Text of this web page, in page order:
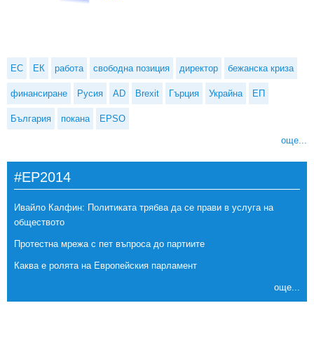
ЕС ЕК работа свободна позиция директор бежанска криза
финансиране Русия AD Brexit Гърция Украйна ЕП
България покана EPSO
още...
#EP2014
Ивайло Калфин: Политиката трябва да се прави в услуга на
обществото
Протестна мрежа с пет въпроса до партиите
Каква е ролята на Европейския парламент
още...